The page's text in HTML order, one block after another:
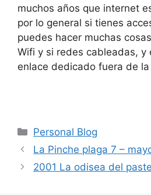
muchos años que internet
por lo general si tienes
puedes hacer muchas
Wifi y si redes cableadas, y
enlace dedicado fuera de
Categorías
Personal Blog
La Pinche plaga 7 –
2001 La odisea del